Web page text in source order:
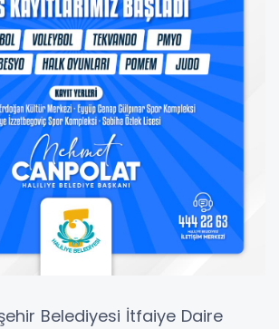
Belediyesi İtfaiye Daire